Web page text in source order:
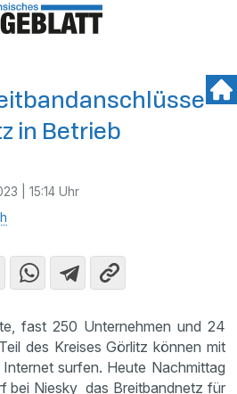
in Betrieb
| 15:14 Uhr
fast 250 Unternehmen und 24
des Kreises Görlitz können mit
surfen. Heute Nachmittag
bei Niesky das Breitbandnetz für